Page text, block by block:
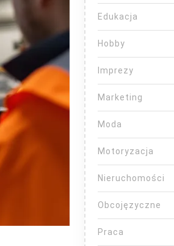
Edukacja
Hobby
Imprezy
Marketing
Moda
Motoryzacja
Nieruchomości
Obcojęzyczne
Praca